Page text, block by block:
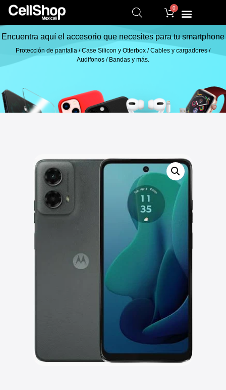
0
Encuentra aquí el accesorio que necesites para tu smartphone
Protección de pantalla / Case Silicon y Otterbox / Cables y cargadores /
Audifonos / Bandas y más.